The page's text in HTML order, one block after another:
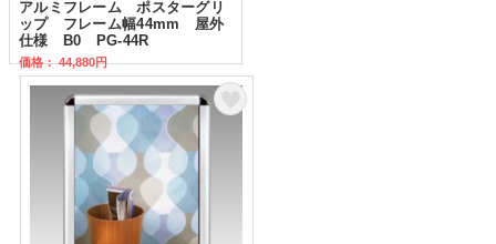
アルミフレーム ポスターグリ
ップ フレーム幅44mm 屋外
仕様 B0 PG-44R
価格： 44,880円